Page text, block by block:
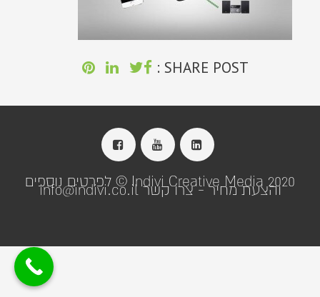
SHARE POST :
Indivi Creative Media 2020 © לפרטים נוספים והצעת מחיר - צרו קשר info@indivi.co.il